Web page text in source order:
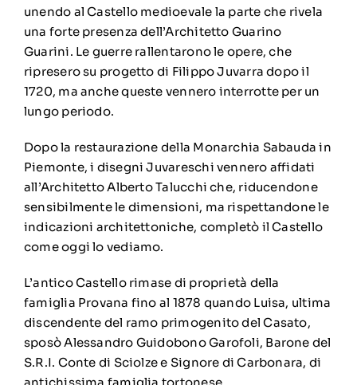
unendo al Castello medioevale la parte che rivela
una forte presenza dell’Architetto Guarino
Guarini. Le guerre rallentarono le opere, che
ripresero su progetto di Filippo Juvarra dopo il
1720, ma anche queste vennero interrotte per un
lungo periodo.
Dopo la restaurazione della Monarchia Sabauda in
Piemonte, i disegni Juvareschi vennero affidati
all’Architetto Alberto Talucchi che, riducendone
sensibilmente le dimensioni, ma rispettandone le
indicazioni architettoniche, completò il Castello
come oggi lo vediamo.
L’antico Castello rimase di proprietà della
famiglia Provana fino al 1878 quando Luisa, ultima
discendente del ramo primogenito del Casato,
sposò Alessandro Guidobono Garofoli, Barone del
S.R.I. Conte di Sciolze e Signore di Carbonara, di